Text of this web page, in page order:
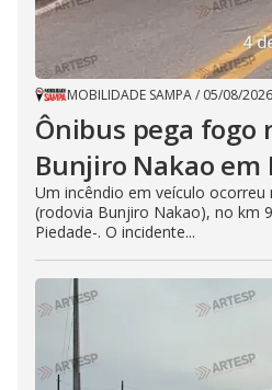
MOBILIDADE SAMPA/ 05/08/2026
Ônibus pega fogo
Bunjiro Nakao em
Um incêndio em veículo ocorreu
(rodovia Bunjiro Nakao), no km
Piedade-. O incidente...